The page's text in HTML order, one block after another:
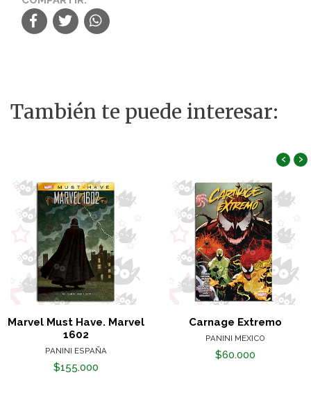
También te puede interesar:
Marvel Must Have. Marvel
1602
PANINI ESPAÑA
$155.000
Carnage Extremo
PANINI MEXICO
$60.000
‹ ›